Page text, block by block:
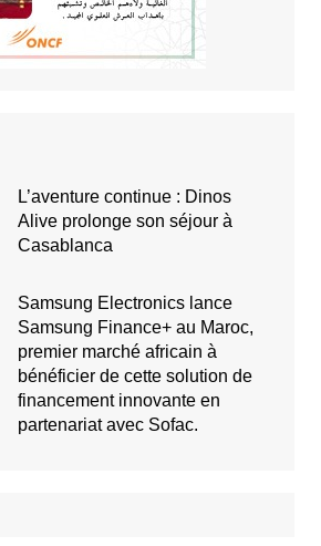
L’aventure continue : Dinos
Alive prolonge son séjour à
Casablanca
Samsung Electronics lance
Samsung Finance+ au Maroc,
premier marché africain à
bénéficier de cette solution de
financement innovante en
partenariat avec Sofac.